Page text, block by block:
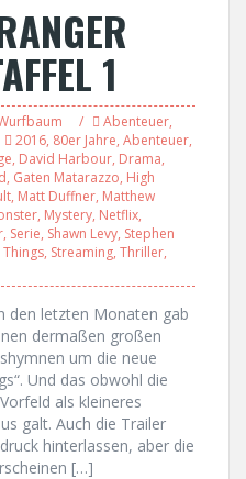
1
Abenteuer,
2016, 80er Jahre, Abenteuer,
, David Harbour, Drama,
, Gaten Matarazzo, High
, Matt Duffner, Matthew
, Mystery, Netflix,
, Serie, Shawn Levy, Stephen
, Streaming, Thriller,
letzten Monaten gab
dermaßen großen
um die neue
Und das obwohl die
als kleineres
galt. Auch die Trailer
hinterlassen, aber die
[…]